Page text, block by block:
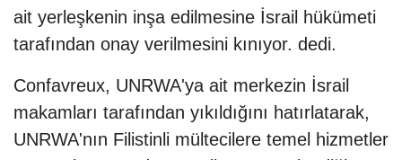
ait yerleşkenin inşa edilmesine İsrail hükümeti
tarafından onay verilmesini kınıyor. dedi.
Confavreux, UNRWA'ya ait merkezin İsrail
makamları tarafından yıkıldığını hatırlatarak,
UNRWA'nın Filistinli mültecilere temel hizmetler